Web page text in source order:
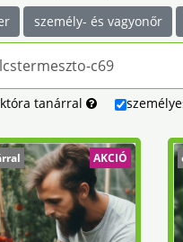
személy- és vagyonőr
tanárral
AKCIÓ